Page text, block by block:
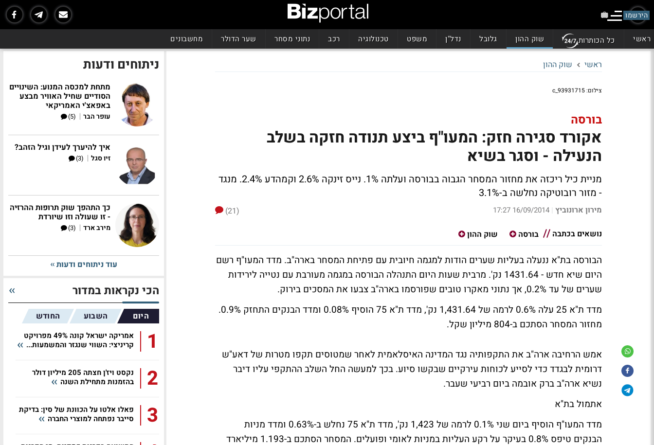
הירשמו
ראשי כל הכותרות שוק ההון גלובל נדל"ן משפט טכנולוגיה רכב נתוני מסחר שער הדולר מחשבונים
ראשי שוק ההון
צילום: 93931715_c
בורסה
אקורד סגירה חזק: המעו"ף ביצע תנודה חזקה בשלב
הנעילה - וסגר בשיא
מניית כיל ריכזה את מחזור המסחר הגבוה בבורסה ועלתה 1%. נייס זינקה 2.6% וקמהדע 2.4%. מנגד
- מזור רובוטיקה נחלשה ב-3.1%
מירון ארונוביץ |
16/09/2014 17:27
(21)
נושאים בכתבה
בורסה שוק ההון
הבורסה בת"א ננעלה בעליות שערים הודות למגמה חיובית עם פתיחת המסחר בארה"ב. מדד המעו"ף רשם
היום שיא חדש - 1431.64 נק'. מרבית שעות היום התנהלה הבורסה במגמה מעורבת עם נטייה לירידות
שערים של עד 0.2%, אך נתוני מאקרו טובים שפורסמו בארה"ב צבעו את המסכים בירוק.
מדד ת"א 25 עלה 0.6% לרמה של 1,431.64 נק', מדד ת"א 75 הוסיף 0.08% ומדד הבנקים התחזק 0.9%.
מחזור המסחר הסתכם ב-804 מיליון שקל.
אמש הרחיבה ארה"ב את התקפותיה נגד המדינה האיסלאמית לאחר שמטוסים תקפו מטרות של דאע"ש
דרומית לבגדד כדי לסייע לכוחות עירקיים שבקשו סיוע. בכך למעשה החל השלב ההתקפי עליו דיבר
נשיא ארה"ב ברק אובמה ביום רביעי שעבר.
אתמול בת"א
מדד המעו"ף הוסיף ביום שני 0.1% לרמה של 1,423 נק', מדד ת"א 75 נחלש ב-0.63% ומדד מניות
הבנקים טיפס 0.8% בעיקר על רקע העליות במניות לאומי ופועלים. המסחר הסתכם ב-1.193 מיליארד
ניתוחים ודעות
מתחת למכסה המנוע: השינויים
הסודיים שחיל האוויר מבצע
באפאצ'י האמריקאי
עופר הבר |
(5)
איך להיערך לעידן וגיל הזהב?
זיו סגל |
(3)
כך התהפך שוק תרופות ההרזיה
- זו שעולה וזו שיורדת
מירב ארד |
(3)
עוד ניתוחים ודעות
הכי נקראות במדור
היום השבוע החודש
1
אמריקה ישראל קונה 49% מפרויקט
קריניצי: השווי שנגזר והמשמעות...
2
נקסט ויז'ן חצתה 205 מיליון דולר
בהזמנות מתחילת השנה
3
פאלו אלטו על הכוונת של סין: בדיקת
סייבר נפתחה למוצרי החברה